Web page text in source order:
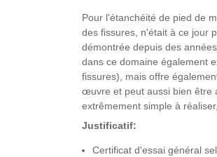
Pour l'étanchéité de pied de
des fissures, n'était à ce jour
démontrée depuis des
dans ce domaine également
fissures), mais offre
œuvre et peut aussi bien être
extrêmement simple à
Justificatif:
Certificat d'essai général